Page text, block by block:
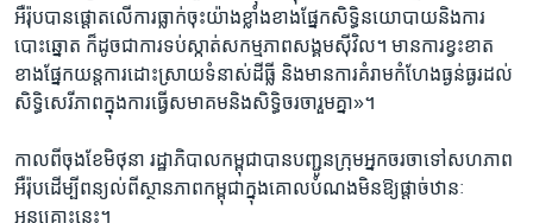
អឺរ៉ុប​បាន​ផ្តោត​លើ​ការធ្លាក់​ចុះ​យ៉ាង​ខ្លាំង​ខាងផ្នែក​សិទ្ធិ​នយោបាយ​និង​ការ
បោះឆ្នោត​ ក៏ដូចជា​ការទប់​ស្កាត់​សកម្ម​ភាព​សង្គម​ស៊ីវិល‍។ មាន​ការ​ខ្វះខាត​
ខាង​ផ្នែក​យន្តការ​ដោះស្រាយ​ទំនាស់​ដីធ្លី​ និង​មាន​ការ​គំរាម​កំហែង​ធ្ងន់ធ្ងរ​ដល់​
សិទ្ធិ​សេរីភាព​ក្នុងការ​ធ្វើ​សមាគម​និង​សិទ្ធិ​ចរចា​រួមគ្នា‍»។
កាលពី​ចុងខែ​មិថុនា​ រដ្ឋាភិបាល​កម្ពុជា​បាន​បញ្ជូន​ក្រុម​អ្នក​ចរចា​ទៅ​សហភាព​
អឺរ៉ុប​ដើម្បី​ពន្យល់​ពី​ស្ថានភាព​កម្ពុជា​ក្នុង​គោល​បំណង​មិន​ឱ្យ​ផ្តាច់​ឋានៈ​
អនុគ្រោះ​នេះ។